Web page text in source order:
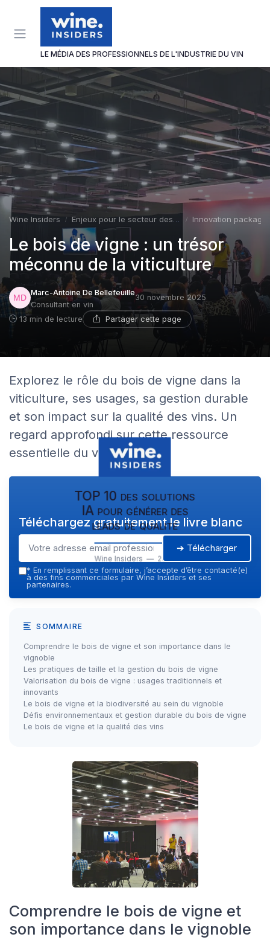
LE MÉDIA DES PROFESSIONNELS DE L'INDUSTRIE DU VIN
Wine Insiders Enjeux pour le secteur des vins et spiritueux Innovation
Le bois de vigne : un trésor
méconnu de la viticulture
Marc-Antoine De Bellefeuille
Consultant en vin
30 novembre 2025
13 min de lecture Partager cette page
Explorez le rôle du bois de vigne dans la
viticulture, ses usages, sa gestion durable
et son impact sur la qualité des vins. Un
regard approfondi sur cette ressource
essentielle du vignoble.
TOP 10 des solutions
IA pour générer des
leads de qualité
Wine Insiders — 2026
Téléchargez gratuitement le livre blanc
➔ Télécharger
* En remplissant ce formulaire, j’accepte d’être contacté(e)
à des fins commerciales par Wine Insiders et ses
partenaires.
SOMMAIRE
Comprendre le bois de vigne et son importance dans le
vignoble
Les pratiques de taille et la gestion du bois de vigne
Valorisation du bois de vigne : usages traditionnels et
innovants
Le bois de vigne et la biodiversité au sein du vignoble
Défis environnementaux et gestion durable du bois de vigne
Le bois de vigne et la qualité des vins
Comprendre le bois de vigne et
son importance dans le vignoble
Panneau de gestion des cookies